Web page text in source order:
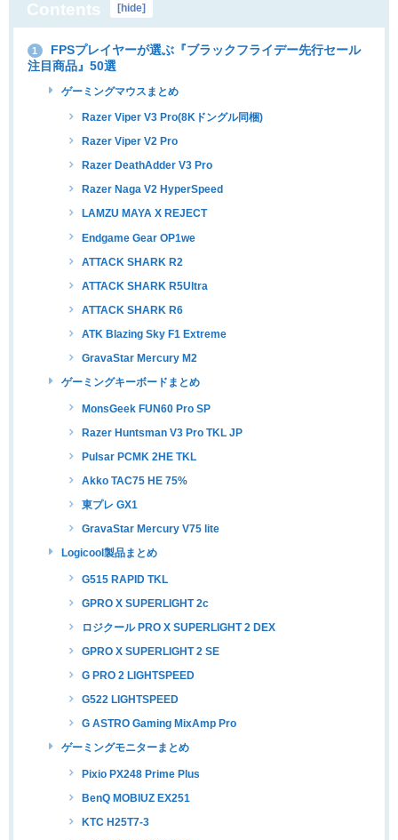
Contents hide
1
FPSプレイヤーが選ぶ『ブラックフライデー先行セール
注目商品』50選
ゲーミングマウスまとめ
Razer Viper V3 Pro(8Kドングル同梱)
Razer Viper V2 Pro
Razer DeathAdder V3 Pro
Razer Naga V2 HyperSpeed
LAMZU MAYA X REJECT
Endgame Gear OP1we
ATTACK SHARK R2
ATTACK SHARK R5Ultra
ATTACK SHARK R6
ATK Blazing Sky F1 Extreme
GravaStar Mercury M2
ゲーミングキーボードまとめ
MonsGeek FUN60 Pro SP
Razer Huntsman V3 Pro TKL JP
Pulsar PCMK 2HE TKL
Akko TAC75 HE 75%
東プレ GX1
GravaStar Mercury V75 lite
Logicool製品まとめ
G515 RAPID TKL
GPRO X SUPERLIGHT 2c
ロジクール PRO X SUPERLIGHT 2 DEX
GPRO X SUPERLIGHT 2 SE
G PRO 2 LIGHTSPEED
G522 LIGHTSPEED
G ASTRO Gaming MixAmp Pro
ゲーミングモニターまとめ
Pixio PX248 Prime Plus
BenQ MOBIUZ EX251
KTC H25T7-3